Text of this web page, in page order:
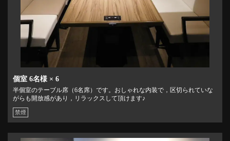
個室 6名様 × 6
半個室のテーブル席（6名席）です。おしゃれな内装で，区切られていな
がらも開放感があり，リラックスして頂けます♪
禁煙